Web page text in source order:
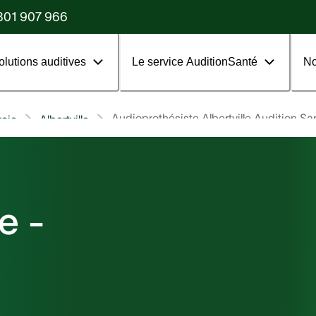
907 966
auditives Le service AuditionSanté
Audioprothésiste Albertville Audition
Albertville
-